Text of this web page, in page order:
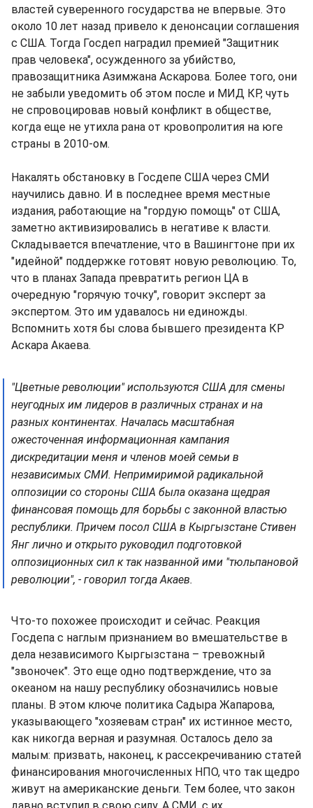
властей суверенного государства не впервые. Это
около 10 лет назад привело к денонсации соглашения
с США. Тогда Госдеп наградил премией "Защитник
прав человека", осужденного за убийство,
правозащитника Азимжана Аскарова. Более того, они
не забыли уведомить об этом после и МИД КР, чуть
не спровоцировав новый конфликт в обществе,
когда еще не утихла рана от кровопролития на юге
страны в 2010-ом.
Накалять обстановку в Госдепе США через СМИ
научились давно. И в последнее время местные
издания, работающие на "гордую помощь" от США,
заметно активизировались в негативе к власти.
Складывается впечатление, что в Вашингтоне при их
"идейной" поддержке готовят новую революцию. То,
что в планах Запада превратить регион ЦА в
очередную "горячую точку", говорит эксперт за
экспертом. Это им удавалось ни единожды.
Вспомнить хотя бы слова бывшего президента КР
Аскара Акаева.
"Цветные революции" используются США для смены
неугодных им лидеров в различных странах и на
разных континентах. Началась масштабная
ожесточенная информационная кампания
дискредитации меня и членов моей семьи в
независимых СМИ. Непримиримой радикальной
оппозиции со стороны США была оказана щедрая
финансовая помощь для борьбы с законной властью
республики. Причем посол США в Кыргызстане Стивен
Янг лично и открыто руководил подготовкой
оппозиционных сил к так названной ими "тюльпановой
революции", - говорил тогда Акаев.
Что-то похожее происходит и сейчас. Реакция
Госдепа с наглым признанием во вмешательстве в
дела независимого Кыргызстана – тревожный
"звоночек". Это еще одно подтверждение, что за
океаном на нашу республику обозначились новые
планы. В этом ключе политика Садыра Жапарова,
указывающего "хозяевам стран" их истинное место,
как никогда верная и разумная. Осталось дело за
малым: призвать, наконец, к рассекречиванию статей
финансирования многочисленных НПО, что так щедро
живут на американские деньги. Тем более, что закон
давно вступил в свою силу. А СМИ, с их